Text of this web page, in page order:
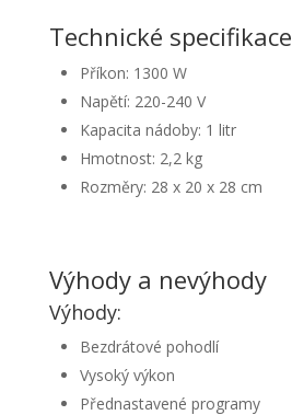
Technické specifikace
Příkon: 1300 W
Napětí: 220-240 V
Kapacita nádoby: 1 litr
Hmotnost: 2,2 kg
Rozměry: 28 x 20 x 28 cm
Výhody a nevýhody
Výhody:
Bezdrátové pohodlí
Vysoký výkon
Přednastavené programy